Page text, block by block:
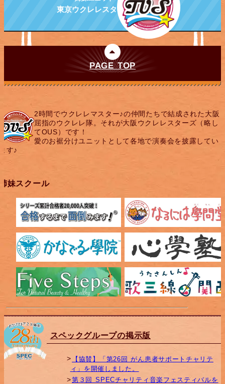
東京ウクレレスターズ
PAGE TOP
2時間でウクレレマスター♪の仲間たちで結成された大阪
屈指のウクレレ隊。それが大阪ウクレレスターズ（略し
てOUS）です！
愛のお裾分けユニットとして各地で演奏会を披露してい
す♪
妹スクール
スペックグループの掲示版
【協賛】「第26回 がん患者サポートチャリテ
ィ」を開催しました。
第３回 SPECチャリティ音楽フェスティバルを